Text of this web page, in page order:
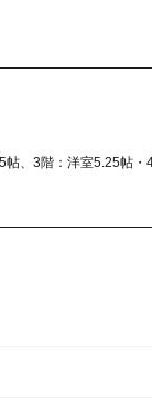
、3階：洋室5.25帖・